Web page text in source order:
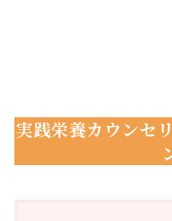
実践栄養カウンセ